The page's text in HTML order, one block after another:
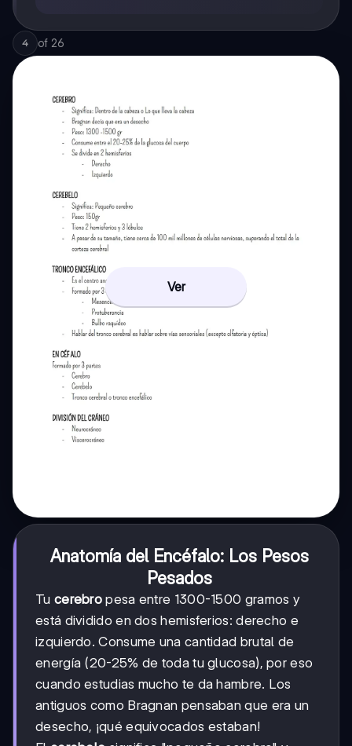
4 of 26
Ver
Anatomía del Encéfalo: Los Pesos
Pesados
Tu cerebro pesa entre 1300-1500 gramos y
está dividido en dos hemisferios: derecho e
izquierdo. Consume una cantidad brutal de
energía (20-25% de toda tu glucosa), por eso
cuando estudias mucho te da hambre. Los
antiguos como Bragnan pensaban que era un
desecho, ¡qué equivocados estaban!